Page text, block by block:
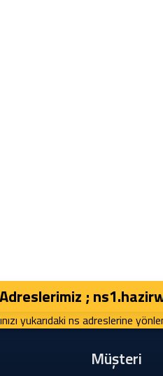
;
yukarıdaki ns adreslerine
Müşteri